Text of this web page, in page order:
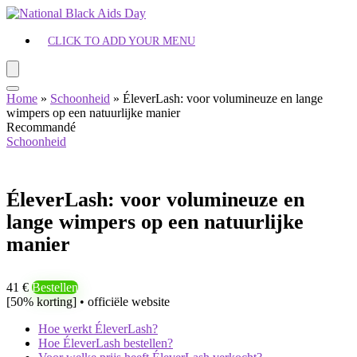
CLICK TO ADD YOUR MENU
Home » Schoonheid » ÉleverLash: voor volumineuze en lange
wimpers op een natuurlijke manier
Recommandé
Schoonheid
ÉleverLash: voor volumineuze en
lange wimpers op een natuurlijke
manier
41 € Bestellen
[50% korting] • officiële website
Hoe werkt ÉleverLash?
Hoe ÉleverLash bestellen?